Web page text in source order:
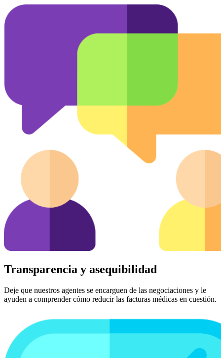
Transparencia y asequibilidad
Deje que nuestros agentes se encarguen de las negociaciones y le
ayuden a comprender cómo reducir las facturas médicas en cuestión.